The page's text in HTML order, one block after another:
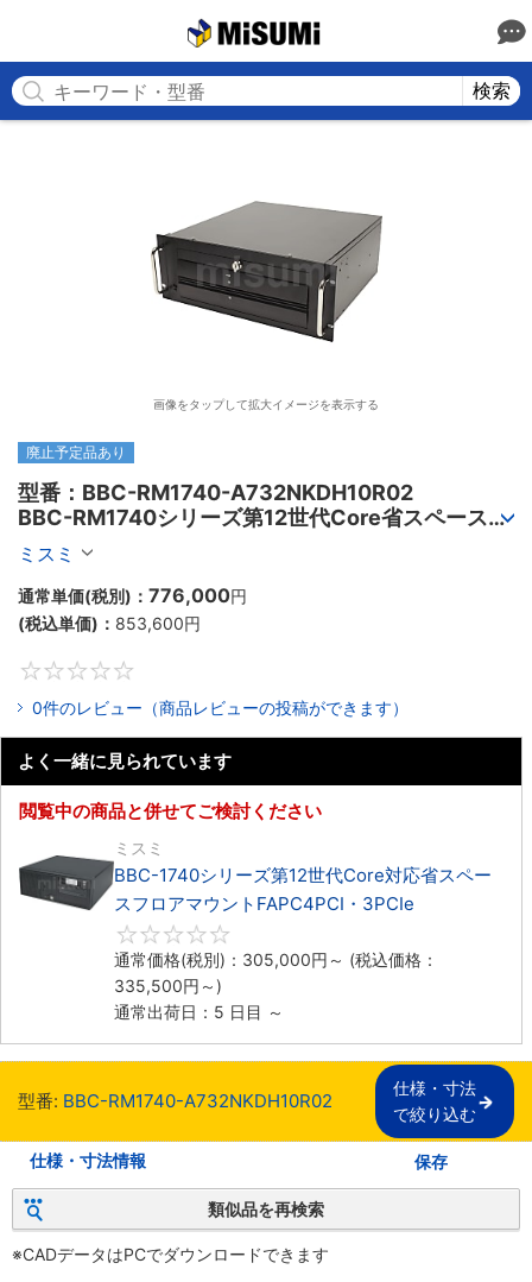
検索
画像をタップして拡大イメージを表示する
廃止予定品あり
型番：BBC-RM1740-A732NKDH10R02
BBC-RM1740シリーズ第12世代Core省スペースラ
ックマウントFAPC4PCI・3PCIe
ミスミ
通常単価(税別)： 776,000円
(税込単価)： 853,600円
0件のレビュー（商品レビューの投稿ができます）
よく一緒に見られています
閲覧中の商品と併せてご検討ください
ミスミ
BBC-1740シリーズ第12世代Core対応省スペー
スフロアマウントFAPC4PCI・3PCIe
通常価格(税別)： 305,000円 ～ (税込価格：
335,500円 ～)
通常出荷日：5 日目 ～
型番: BBC-RM1740-A732NKDH10R02
仕様・寸法
で絞り込む
仕様・寸法情報 保存
類似品を再検索
※CADデータはPCでダウンロードできます